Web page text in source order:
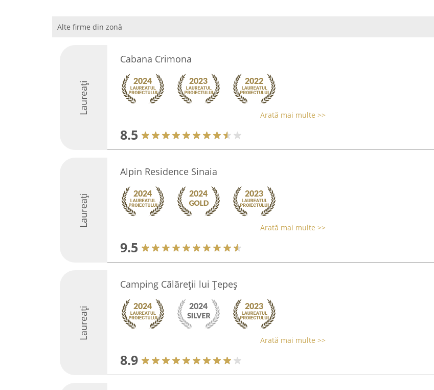
Alte firme din zonă
Laureați
Cabana Crimona
Arată mai multe >>
8.5
Laureați
Alpin Residence Sinaia
Arată mai multe >>
9.5
Laureați
Camping Cãlãreţii lui Ţepeş
Arată mai multe >>
8.9